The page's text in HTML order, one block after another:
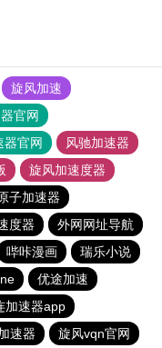
旋风加速
官网
器官网
风驰加速器
旋风加速度器
子加速器
度器
外网网址导航
哔咔漫画
瑞乐小说
优途加速
加速器app
速器 旋风vqn官网